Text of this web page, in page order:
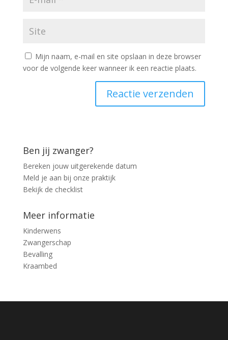
Mijn naam, e-mail en site opslaan in deze browser
voor de volgende keer wanneer ik een reactie plaats.
Ben jij zwanger?
Bereken jouw uitgerekende datum
Meld je aan bij onze praktijk
Bekijk de checklist
Meer informatie
Kinderwens
Zwangerschap
Bevalling
Kraambed